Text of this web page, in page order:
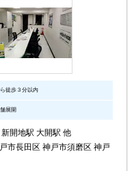
徒歩３分以内
展開
開地駅 大開駅 他
市長田区 神戸市須磨区 神戸